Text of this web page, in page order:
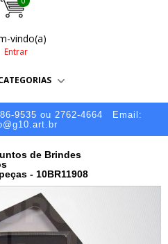
vindo(a)
Entrar
9535 ou 2762-4664
Email:
de Brindes
- 10BR11908